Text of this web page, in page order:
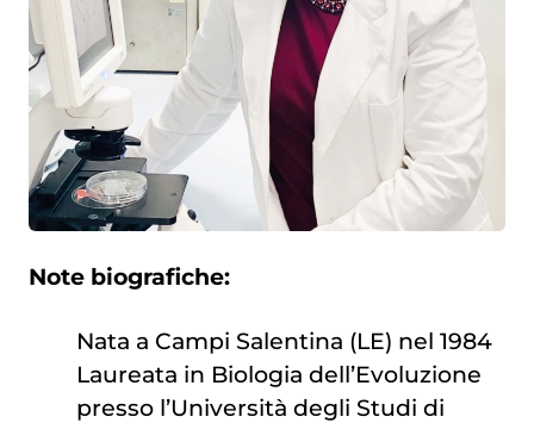
Note biografiche:
Nata a Campi Salentina (LE) nel 1984
Laureata in Biologia dell’Evoluzione
presso l’Università degli Studi di